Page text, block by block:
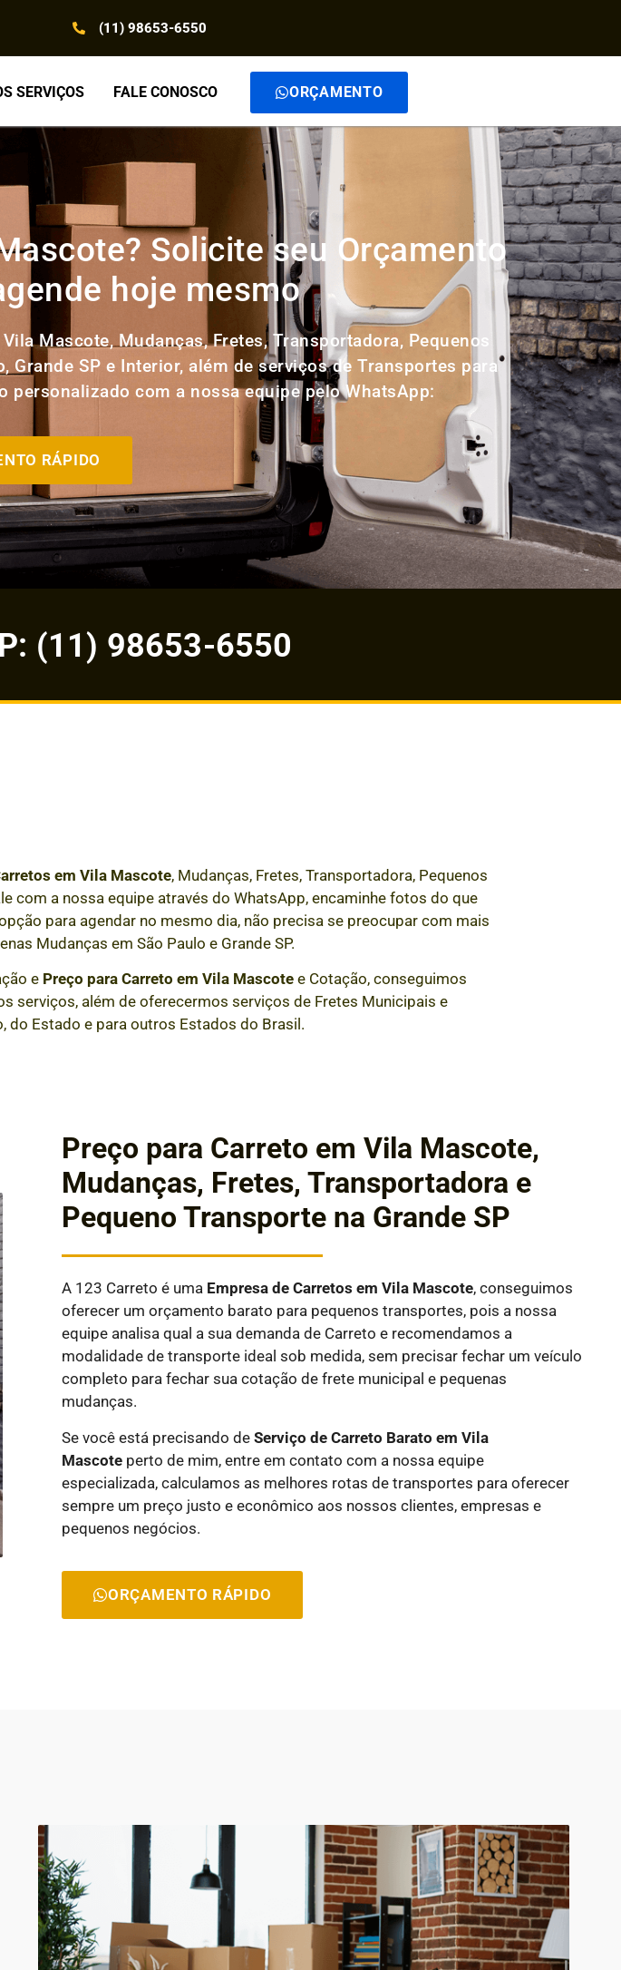
(11) 98653-6550
SERVIÇOS FALE CONOSCO ORÇAMENTO
Solicite seu Orçamento
hoje mesmo
Mascote, Mudanças, Fretes, Transportadora, Pequenos
SP e Interior, além de serviços de Transportes para
com a nossa equipe pelo WhatsApp:
RÁPIDO
(11) 98653-6550
em Vila Mascote, Mudanças, Fretes, Transportadora, Pequenos
com a nossa equipe através do WhatsApp, encaminhe fotos do que
para agendar no mesmo dia, não precisa se preocupar com mais
Mudanças em São Paulo e Grande SP.
e Preço para Carreto em Vila Mascotee Cotação, conseguimos
serviços, além de oferecermos serviços de Fretes Municipais e
do Estado e para outros Estados do Brasil.
Preço para Carreto em Vila Mascote,
Mudanças, Fretes, Transportadora e
Pequeno Transporte na Grande SP
A 123 Carreto é uma Empresa de Carretos emVila Mascote, conseguimos
oferecer um orçamento barato para pequenos transportes, pois a nossa
equipe analisa qual a sua demanda de Carreto e recomendamos a
modalidade de transporte ideal sob medida, sem precisar fechar um veículo
completo para fechar sua cotação de frete municipal e pequenas
mudanças.
Se você está precisando deServiço de Carreto Barato emVila
Mascote perto de mim, entre em contato com a nossa equipe
especializada, calculamos as melhores rotas de transportes para oferecer
sempre um preço justo e econômico aos nossos clientes, empresas e
pequenos negócios.
ORÇAMENTO RÁPIDO